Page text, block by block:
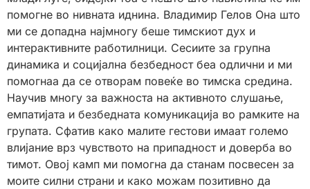
помогне во нивната иднина. Владимир Гелов Она што
ми се допадна најмногу беше тимскиот дух и
интерактивните работилници. Сесиите за групна
динамика и социјална безбедност беа одлични и ми
помогнаа да се отворам повеќе во тимска средина.
Научив многу за важноста на активното слушање,
емпатијата и безбедната комуникација во рамките на
групата. Сфатив како малите гестови имаат големо
влијание врз чувството на припадност и доверба во
тимот. Овој камп ми помогна да станам посвесен за
моите силни страни и како можам позитивно да